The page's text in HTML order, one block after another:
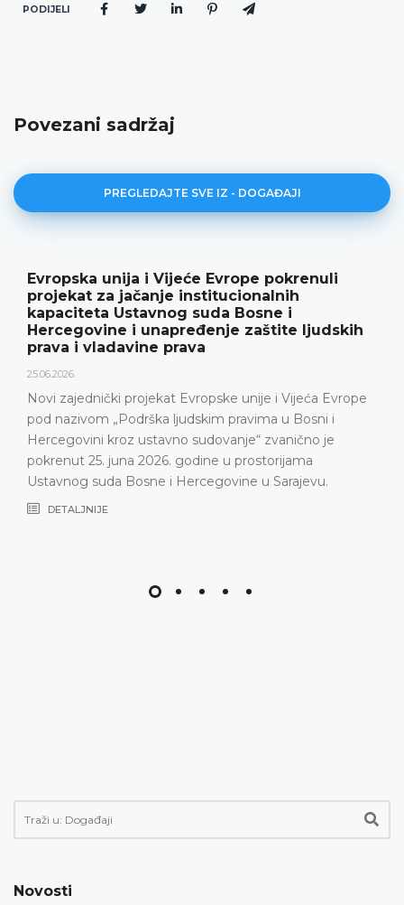
PODIJELI
Povezani sadržaj
PREGLEDAJTE SVE IZ - DOGAĐAJI
Evropska unija i Vijeće Evrope pokrenuli
projekat za jačanje institucionalnih
kapaciteta Ustavnog suda Bosne i
Hercegovine i unapređenje zaštite ljudskih
prava i vladavine prava
25.06.2026.
Novi zajednički projekat Evropske unije i Vijeća Evrope
pod nazivom „Podrška ljudskim pravima u Bosni i
Hercegovini kroz ustavno sudovanje“ zvanično je
pokrenut 25. juna 2026. godine u prostorijama
Ustavnog suda Bosne i Hercegovine u Sarajevu.
DETALJNIJE
Novosti